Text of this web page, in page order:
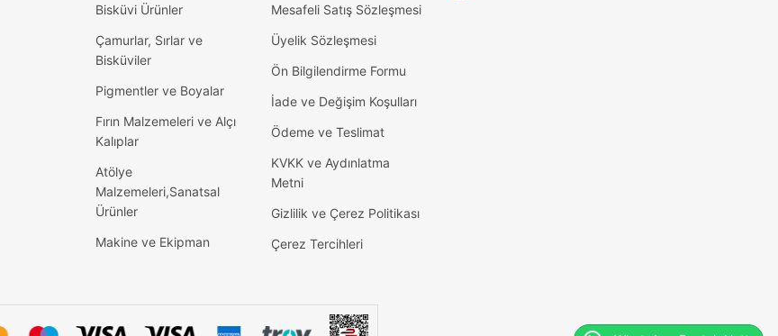
Bisküvi Ürünler
Çamurlar, Sırlar ve
Bisküviler
Pigmentler ve Boyalar
Fırın Malzemeleri ve Alçı
Kalıplar
Atölye
Malzemeleri,Sanatsal
Ürünler
Makine ve Ekipman
Mesafeli Satış Sözleşmesi
Üyelik Sözleşmesi
Ön Bilgilendirme Formu
İade ve Değişim Koşulları
Ödeme ve Teslimat
KVKK ve Aydınlatma
Metni
Gizlilik ve Çerez Politikası
Çerez Tercihleri